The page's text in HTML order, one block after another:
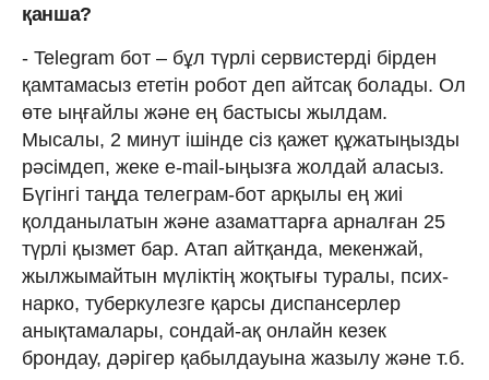
қанша?
- Telegram бот – бұл түрлі сервистерді бірден
қамтамасыз ететін робот деп айтсақ болады. Ол
өте ыңғайлы және ең бастысы жылдам.
Мысалы, 2 минут ішінде сіз қажет құжатыңызды
рәсімдеп, жеке e-mail-ыңызға жолдай аласыз.
Бүгінгі таңда телеграм-бот арқылы ең жиі
қолданылатын және азаматтарға арналған 25
түрлі қызмет бар. Атап айтқанда, мекенжай,
жылжымайтын мүліктің жоқтығы туралы, псих-
нарко, туберкулезге қарсы диспансерлер
анықтамалары, сондай-ақ онлайн кезек
брондау, дәрігер қабылдауына жазылу және т.б.